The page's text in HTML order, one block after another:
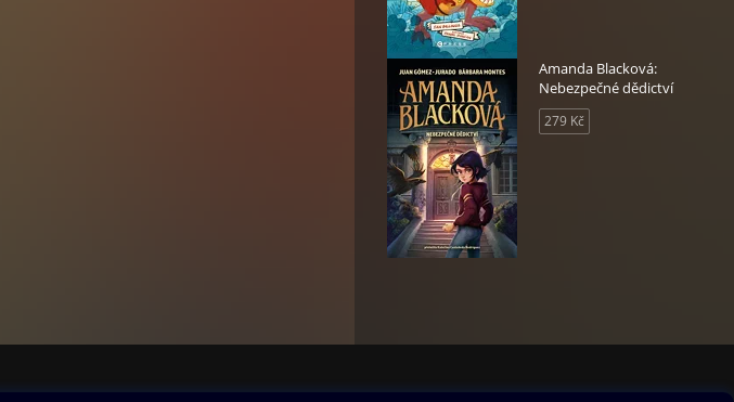
Amanda Blacková:
Nebezpečné dědictví
279 Kč